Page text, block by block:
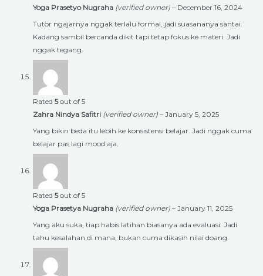
Yoga Prasetyo Nugraha (verified owner) – December 16, 2024
Tutor ngajarnya nggak terlalu formal, jadi suasananya santai.
Kadang sambil bercanda dikit tapi tetap fokus ke materi. Jadi
nggak tegang.
Rated 5out of 5
Zahra Nindya Safitri (verified owner) – January 5, 2025
Yang bikin beda itu lebih ke konsistensi belajar. Jadi nggak cuma
belajar pas lagi mood aja.
Rated 5out of 5
Yoga Prasetya Nugraha (verified owner) – January 11, 2025
Yang aku suka, tiap habis latihan biasanya ada evaluasi. Jadi
tahu kesalahan di mana, bukan cuma dikasih nilai doang.